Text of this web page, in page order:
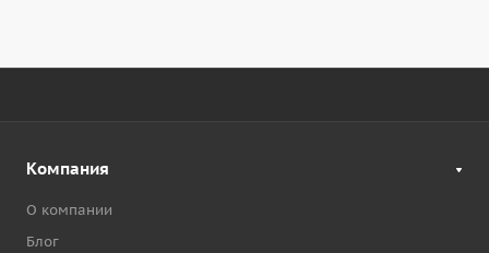
Компания
О компании
Блог